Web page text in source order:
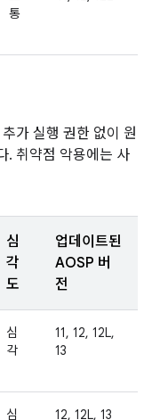
통
가 실행 권한 없이 원
. 취약점 악용에는 사
심
각
도
업데이트된
AOSP 버
전
심
각
11, 12, 12L,
13
심
12, 12L, 13